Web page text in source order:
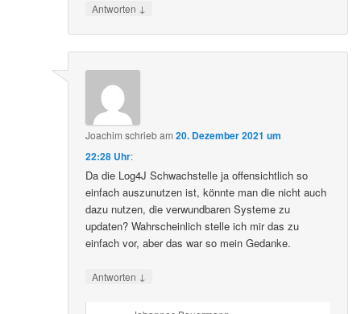
Antworten ↓
Joachim schriebam20. Dezember 2021 um
22:28 Uhr:
Da die Log4J Schwachstelle ja offensichtlich so
einfach auszunutzen ist, könnte man die nicht auch
dazu nutzen, die verwundbaren Systeme zu
updaten? Wahrscheinlich stelle ich mir das zu
einfach vor, aber das war so mein Gedanke.
Antworten ↓